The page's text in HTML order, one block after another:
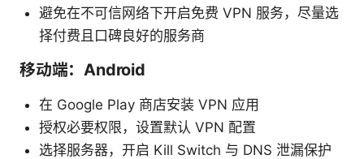
避免在不可信网络下开启免费 VPN 服务，尽量选
择付费且口碑良好的服务商
移动端：Android
在 Google Play 商店安装 VPN 应用
授权必要权限，设置默认 VPN 配置
选择服务器，开启 Kill Switch 与 DNS 泄漏保护